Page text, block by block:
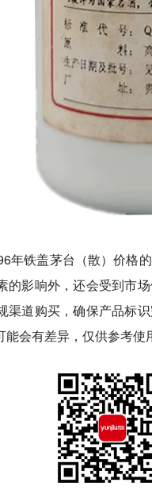
年铁盖茅台（散）价格
的影响外，还会受到市
渠道购买，确保产品标
会有差异，仅供参考